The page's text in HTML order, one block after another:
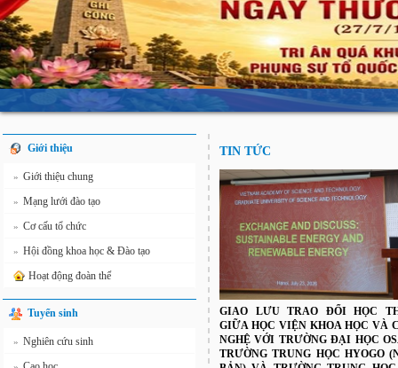
Giới thiệu
» Giới thiệu chung
» Mạng lưới đào tạo
» Cơ cấu tổ chức
» Hội đồng khoa học & Đào tạo
Hoạt động đoàn thể
Tuyển sinh
» Nghiên cứu sinh
TIN TỨC
GIAO LƯU TRAO ĐỔI HỌC
GIỮA HỌC VIỆN KHOA HỌC VÀ
NGHỆ VỚI TRƯỜNG ĐẠI HỌC
TRƯỜNG TRUNG HỌC HYOGO